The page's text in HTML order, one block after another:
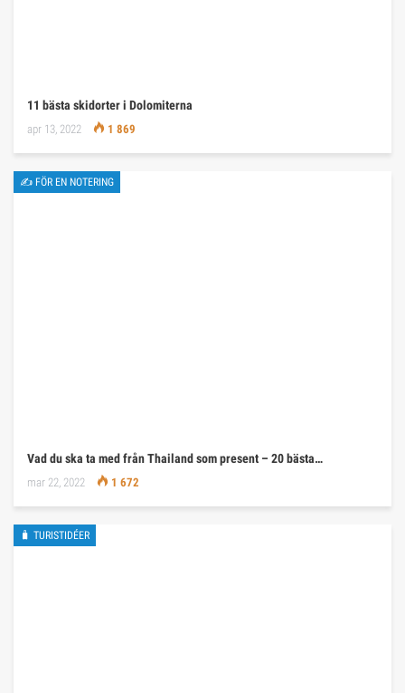
11 bästa skidorter i Dolomiterna
apr 13, 2022 1 869
✍ FÖR EN NOTERING
Vad du ska ta med från Thailand som present – 20 bästa…
mar 22, 2022 1 672
🧳 TURISTIDÉER